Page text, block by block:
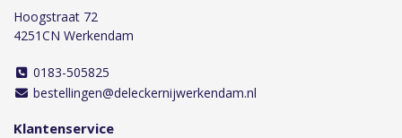
Hoogstraat 72
4251CN Werkendam
0183-505825
bestellingen@deleckernijwerkendam.nl
Klantenservice